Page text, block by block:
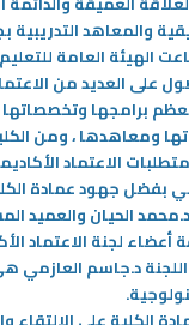
والمعاهد
الهيئة العامة
على العديد من
برامجها
ومعاهدها ، ومن
بفضل جهود عمادة
الحيان والعميد
لجنة الاعتماد
د.جاسم العازمي
.